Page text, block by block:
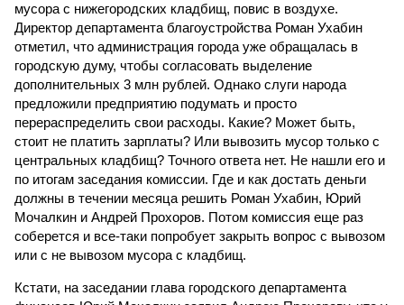
мусора с нижегородских кладбищ, повис в воздухе.
Директор департамента благоустройства Роман Ухабин
отметил, что администрация города уже обращалась в
городскую думу, чтобы согласовать выделение
дополнительных 3 млн рублей. Однако слуги народа
предложили предприятию подумать и просто
перераспределить свои расходы. Какие? Может быть,
стоит не платить зарплаты? Или вывозить мусор только с
центральных кладбищ? Точного ответа нет. Не нашли его и
по итогам заседания комиссии. Где и как достать деньги
должны в течении месяца решить Роман Ухабин, Юрий
Мочалкин и Андрей Прохоров. Потом комиссия еще раз
соберется и все-таки попробует закрыть вопрос с вывозом
или с не вывозом мусора с кладбищ.
Кстати, на заседании глава городского департамента